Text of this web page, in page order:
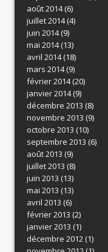
août 2014(6)
juillet 2014(4)
juin 2014(9)
mai 2014(13)
avril 2014(18)
mars 2014(9)
février 2014(20)
janvier 2014(9)
décembre 2013 (8)
novembre 2013 (9)
octobre 2013 (10)
septembre 2013 (6)
août 2013 (9)
juillet 2013 (8)
juin 2013 (13)
mai 2013 (13)
avril 2013 (6)
février 2013 (2)
janvier 2013 (1)
décembre 2012(1)